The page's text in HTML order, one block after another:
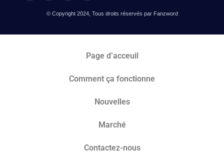
© Copyright 2024, Tous droits réservés par Fanzword
Page d’acceuil
Comment ça fonctionne
Nouvelles
Marché​
Contactez-nous